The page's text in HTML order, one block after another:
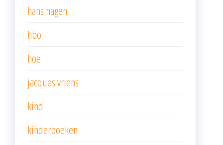
hans hagen
hbo
hoe
jacques vriens
kind
kinderboeken